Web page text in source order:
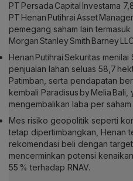
PT Persada Capital Investama
PT Henan Putihrai Asset
pemegang saham lain termasuk
Morgan Stanley Smith Barney
Henan Putihrai Sekuritas
penjualan lahan seluas 58,7
Patimban, serta pendapatan
kembali Paradisus by Melia
mengembalikan laba per
Mes risiko geopolitik seperti
tetap dipertimbangkan, Henan
rekomendasi beli dengan
mencerminkan potensi
55 % terhadap RNAV.